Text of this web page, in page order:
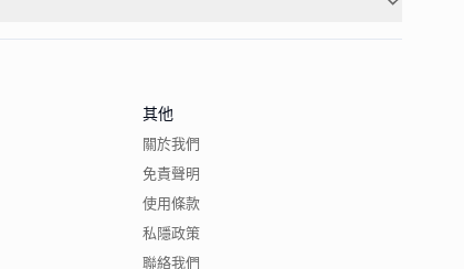
其他
關於我們
免責聲明
使用條款
私隱政策
聯絡我們